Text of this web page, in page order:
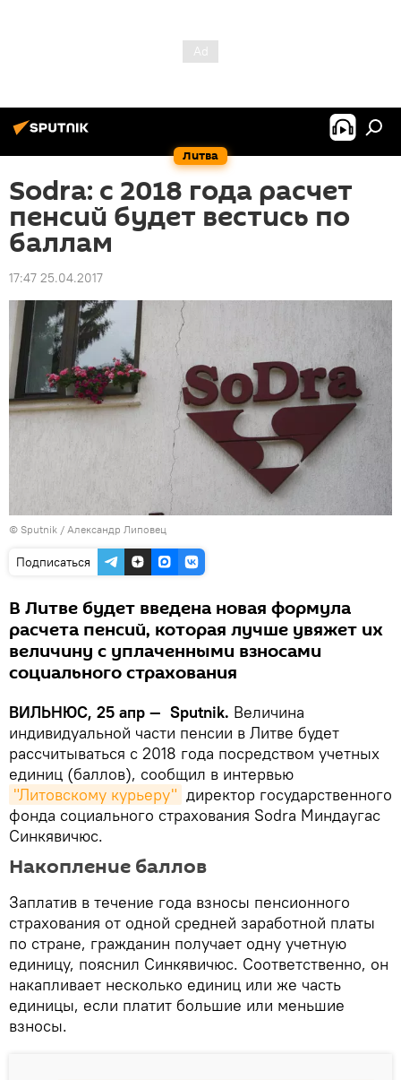
Литва
Sodra: с 2018 года расчет
пенсий будет вестись по
баллам
17:47 25.04.2017
© Sputnik / Александр Липовец
Подписаться
В Литве будет введена новая формула
расчета пенсий, которая лучше увяжет их
величину с уплаченными взносами
социального страхования
ВИЛЬНЮС, 25 апр — Sputnik. Величина
индивидуальной части пенсии в Литве будет
рассчитываться с 2018 года посредством учетных
единиц (баллов), сообщил в интервью
"Литовскому курьеру" директор государственного
фонда социального страхования Sodra Миндаугас
Синкявичюс.
Накопление баллов
Заплатив в течение года взносы пенсионного
страхования от одной средней заработной платы
по стране, гражданин получает одну учетную
единицу, пояснил Синкявичюс. Соответственно, он
накапливает несколько единиц или же часть
единицы, если платит большие или меньшие
взносы.